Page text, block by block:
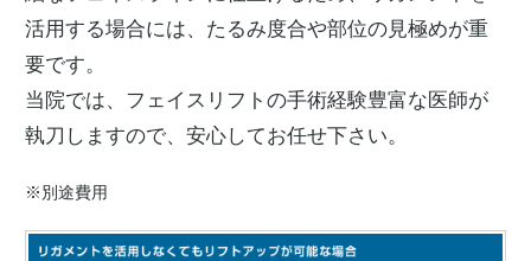
活用する場合には、たるみ度合や部位の見極めが重
要です。
当院では、フェイスリフトの手術経験豊富な医師が
執刀しますので、安心してお任せ下さい。
※別途費用